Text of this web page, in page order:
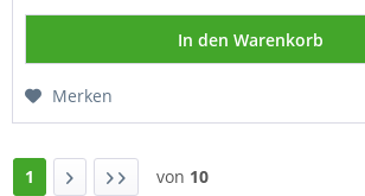
In den Warenkorb
Merken
1 von 10